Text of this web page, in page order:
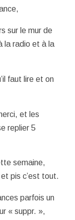
sur le mur de
la radio et à la
faut lire et on
et les
replier 5
semaine,
pis c’est tout.
parfois un
« suppr. »,